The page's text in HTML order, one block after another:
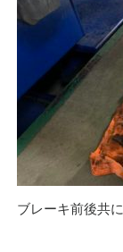
ブレーキ前後共